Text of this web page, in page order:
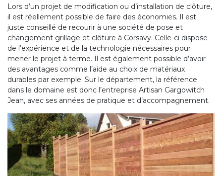
Lors d’un projet de modification ou d’installation de clôture,
il est réellement possible de faire des économies. Il est
juste conseillé de recourir à une société de pose et
changement grillage et clôture à Corsavy. Celle-ci dispose
de l’expérience et de la technologie nécessaires pour
mener le projet à terme. Il est également possible d’avoir
des avantages comme l’aide au choix de matériaux
durables par exemple. Sur le département, la référence
dans le domaine est donc l’entreprise Artisan Gargowitch
Jean, avec ses années de pratique et d’accompagnement.